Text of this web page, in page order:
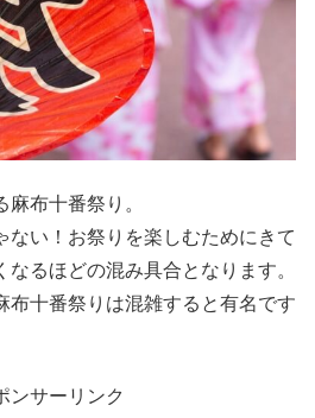
布十番祭り。
ない！お祭りを楽しむためにきて
るほどの混み具合となります。
布十番祭りは混雑すると有名です
ンサーリンク